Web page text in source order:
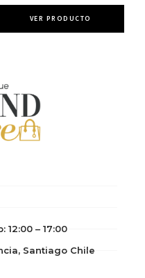
VER PRODUCTO
12:00 – 17:00
Santiago Chile